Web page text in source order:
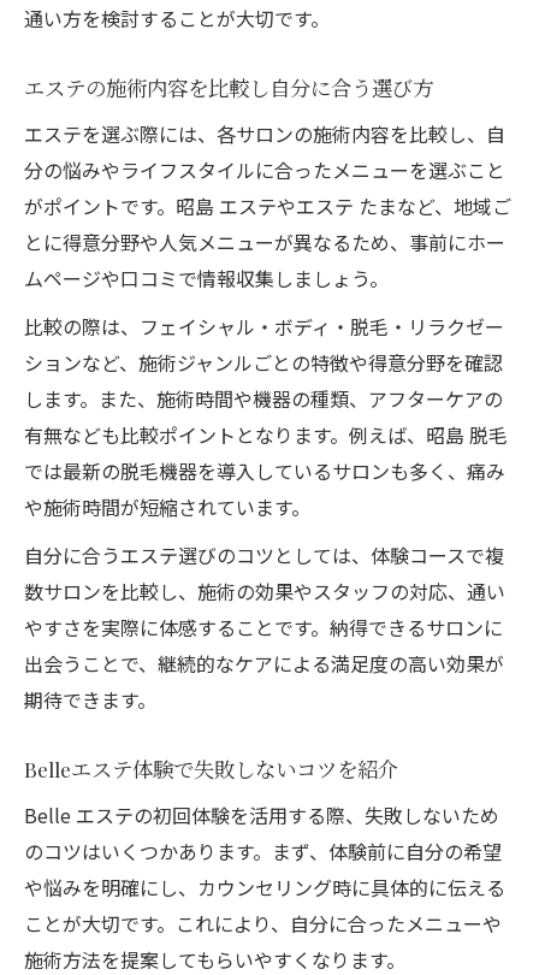
通い方を検討することが大切です。
エステの施術内容を比較し自分に合う選び方
エステを選ぶ際には、各サロンの施術内容を比較し、自
分の悩みやライフスタイルに合ったメニューを選ぶこと
がポイントです。昭島 エステやエステ たまなど、地域ご
とに得意分野や人気メニューが異なるため、事前にホー
ムページや口コミで情報収集しましょう。
比較の際は、フェイシャル・ボディ・脱毛・リラクゼー
ションなど、施術ジャンルごとの特徴や得意分野を確認
します。また、施術時間や機器の種類、アフターケアの
有無なども比較ポイントとなります。例えば、昭島 脱毛
では最新の脱毛機器を導入しているサロンも多く、痛み
や施術時間が短縮されています。
自分に合うエステ選びのコツとしては、体験コースで複
数サロンを比較し、施術の効果やスタッフの対応、通い
やすさを実際に体感することです。納得できるサロンに
出会うことで、継続的なケアによる満足度の高い効果が
期待できます。
Belleエステ体験で失敗しないコツを紹介
Belle エステの初回体験を活用する際、失敗しないため
のコツはいくつかあります。まず、体験前に自分の希望
や悩みを明確にし、カウンセリング時に具体的に伝える
ことが大切です。これにより、自分に合ったメニューや
施術方法を提案してもらいやすくなります。